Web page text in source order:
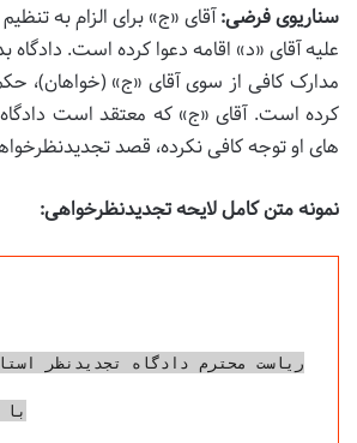
سناریوی فرضی:آقای «ج» برای الزام به
علیه آقای «د» اقامه دعوا کرده است. دادگاه
مدارک کافی از سوی آقای «ج» (خواهان)،
کرده است. آقای «ج» که معتقد است
های او توجه کافی نکرده، قصد
نمونه متن کامل لایحه تجدیدنظرخواهی:
ریاست محترم دادگاه تجدیدنظر
با